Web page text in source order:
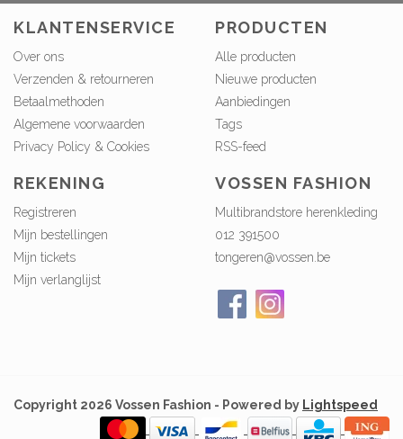
KLANTENSERVICE
Over ons
Verzenden & retourneren
Betaalmethoden
Algemene voorwaarden
Privacy Policy & Cookies
PRODUCTEN
Alle producten
Nieuwe producten
Aanbiedingen
Tags
RSS-feed
REKENING
Registreren
Mijn bestellingen
Mijn tickets
Mijn verlanglijst
VOSSEN FASHION
Multibrandstore herenkleding
012 391500
tongeren@vossen.be
Copyright 2026 Vossen Fashion - Powered by Lightspeed